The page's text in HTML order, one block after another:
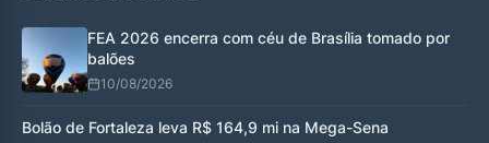
FEA 2026 encerra com céu de Brasília tomado por
balões
10/08/2026
Bolão de Fortaleza leva R$ 164,9 mi na Mega-Sena